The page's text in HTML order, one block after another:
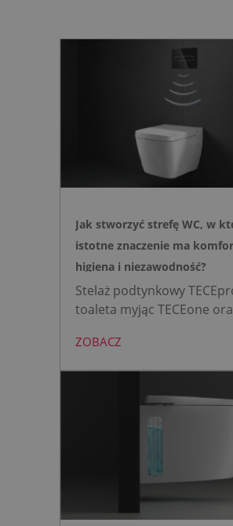
Jak stworzyć strefę WC, w
istotne znaczenie ma
higiena i niezawodność?
Stelaż podtynkowy
toaleta myjąc TECEone
mini to zestaw, który warto
wybrać, gdy zależy nam na
bezpiecznej strefie WC.
skomplikowanej i
działającą w oparciu o
wody oraz elegancki, szklany
przycisk uruchamiany
ZOBACZ